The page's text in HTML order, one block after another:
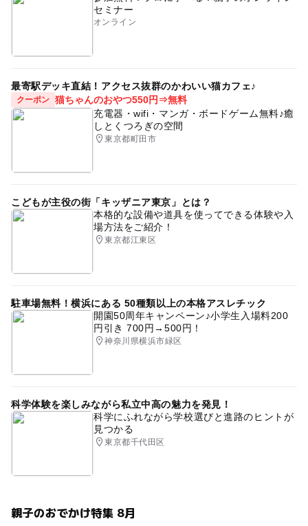
セミナー
オンライン
最寄駅デッキ直結！アクセス抜群のかわいい猫カフェ♪
クーポン 猫ちゃんのおやつ550円⇒無料
充電器・wifi・マンガ・ボードゲーム無料♪癒
しとくつろぎの空間
東京都町田市
こどもが主役の街「キッザニア東京」とは？
本格的な設備や道具を使ってできる体験や入
場方法をご紹介！
東京都江東区
駐車場無料！横浜にある 50種類以上の本格アスレチック
開園50周年キャンペーン♪小学生入場料200
円引き 700円→500円！
神奈川県横浜市緑区
科学体験を楽しみながら私立中高の魅力を発見！
科学にふれながら学校選びと進路のヒントが
見つかる
東京都千代田区
親子のおでかけ特集 8月